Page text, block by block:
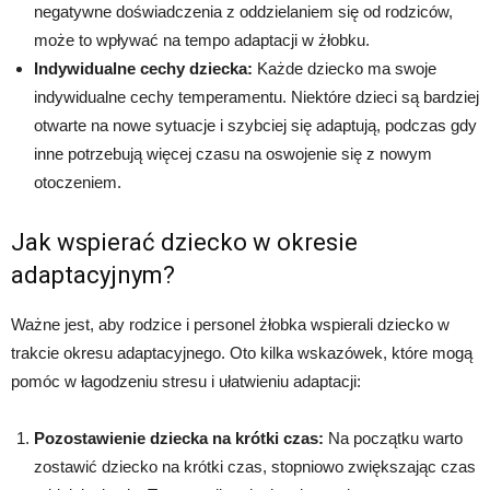
negatywne doświadczenia z oddzielaniem się od rodziców,
może to wpływać na tempo adaptacji w żłobku.
Indywidualne cechy dziecka: Każde dziecko ma swoje
indywidualne cechy temperamentu. Niektóre dzieci są bardziej
otwarte na nowe sytuacje i szybciej się adaptują, podczas gdy
inne potrzebują więcej czasu na oswojenie się z nowym
otoczeniem.
Jak wspierać dziecko w okresie
adaptacyjnym?
Ważne jest, aby rodzice i personel żłobka wspierali dziecko w
trakcie okresu adaptacyjnego. Oto kilka wskazówek, które mogą
pomóc w łagodzeniu stresu i ułatwieniu adaptacji:
Pozostawienie dziecka na krótki czas: Na początku warto
zostawić dziecko na krótki czas, stopniowo zwiększając czas